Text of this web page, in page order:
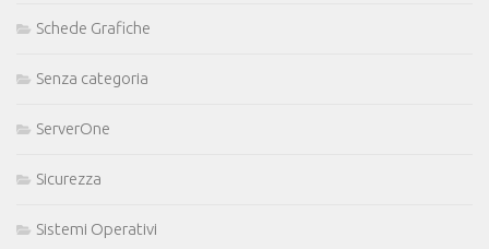
Schede Grafiche
Senza categoria
ServerOne
Sicurezza
Sistemi Operativi